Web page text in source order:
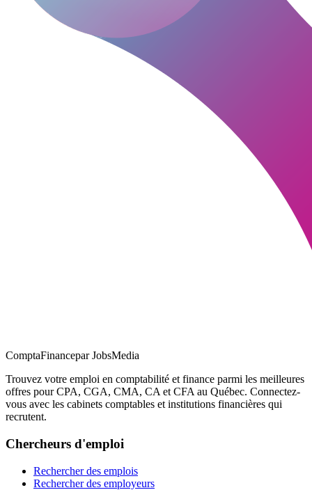
ComptaFinancepar JobsMedia
Trouvez votre emploi en comptabilité et finance parmi les meilleures
offres pour CPA, CGA, CMA, CA et CFA au Québec. Connectez-
vous avec les cabinets comptables et institutions financières qui
recrutent.
Chercheurs d'emploi
Rechercher des emplois
Rechercher des employeurs